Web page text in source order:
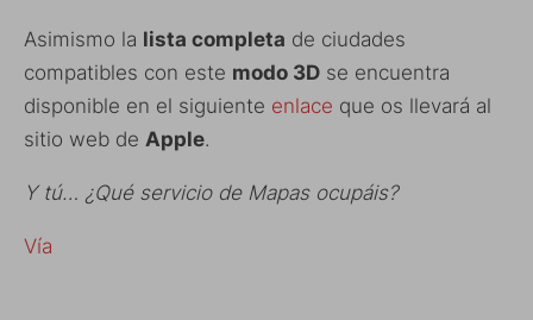
Asimismo la lista completa de ciudades
compatibles con este modo 3D se encuentra
disponible en el siguiente enlace que os llevará al
sitio web de Apple.
Y tú… ¿Qué servicio de Mapas ocupáis?
Vía